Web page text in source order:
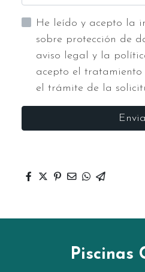
He leído y acepto la información básica
sobre protección de datos asi
aviso legal y la política de privacidad y
acepto el
el trámite de la
Piscinas